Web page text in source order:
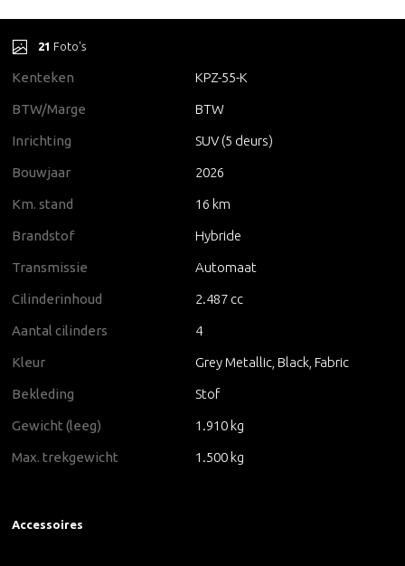
21 Foto's
Kenteken KPZ-55-K
BTW/Marge BTW
Inrichting SUV (5 deurs)
Bouwjaar 2026
Km. stand 16 km
Brandstof Hybride
Transmissie Automaat
Cilinderinhoud 2.487 cc
Aantal cilinders 4
Kleur Grey Metallic, Black, Fabric
Bekleding Stof
Gewicht (leeg) 1.910 kg
Max. trekgewicht 1.500 kg
Accessoires